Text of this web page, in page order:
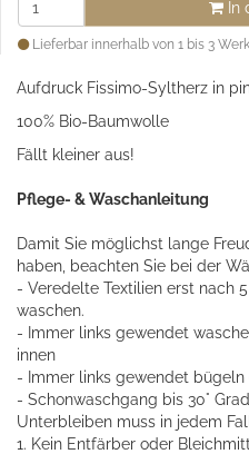
In
Lieferbar innerhalb von 1 bis 3
Aufdruck Fissimo-Syltherz in
100% Bio-Baumwolle
Fällt kleiner aus!
Pflege- & Waschanleitung
Damit Sie möglichst lange
haben, beachten Sie bei der
- Veredelte Textilien erst nach
waschen.
- Immer links gewendet
innen
- Immer links gewendet
- Schonwaschgang bis 30°
Unterbleiben muss in jedem
1. Kein Entfärber oder